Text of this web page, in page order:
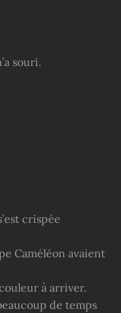
souri.
crispée
Caméléon avaient
à arriver.
de temps